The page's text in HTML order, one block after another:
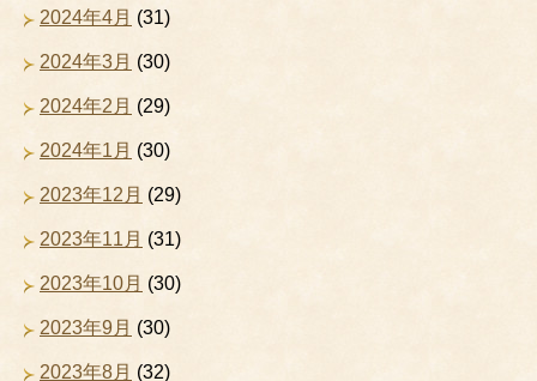
2024年4月 (31)
2024年3月 (30)
2024年2月 (29)
2024年1月 (30)
2023年12月 (29)
2023年11月 (31)
2023年10月 (30)
2023年9月 (30)
2023年8月 (32)